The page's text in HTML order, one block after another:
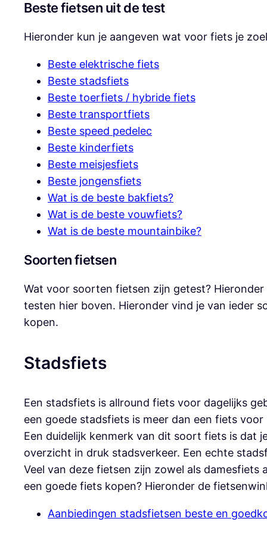
Beste fietsen uit de test
Hieronder kun je aangeven wat voor fiets je
Beste elektrische fiets
Beste stadsfiets
Beste toerfiets / hybride fiets
Beste transportfiets
Beste speed pedelec
Beste kinderfiets
Beste meisjesfiets
Beste jongensfiets
Wat is de beste bakfiets?
Wat is de beste vouwfiets?
Wat is de beste mountainbike?
Soorten fietsen
Wat voor soorten fietsen zijn getest?
testen hier boven. Hieronder vind je van ieder
kopen.
Stadsfiets
Een stadsfiets is allround fiets voor dagelijks
een goede stadsfiets is meer dan een fiets
Een duidelijk kenmerk van dit soort fiets is dat
overzicht in druk stadsverkeer. Een echte
Veel van deze fietsen zijn zowel als
een goede fiets kopen? Hieronder de
Aanbiedingen stadsfietsen beste en